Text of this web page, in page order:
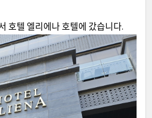
호텔 엘리에나 호텔에 갔습니다.